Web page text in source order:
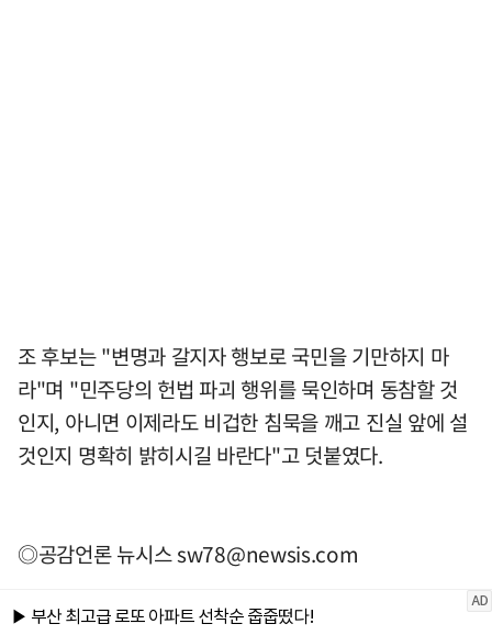
조 후보는 "변명과 갈지자 행보로 국민을 기만하지 마
라"며 "민주당의 헌법 파괴 행위를 묵인하며 동참할 것
인지, 아니면 이제라도 비겁한 침묵을 깨고 진실 앞에 설
것인지 명확히 밝히시길 바란다"고 덧붙였다.
◎공감언론 뉴시스sw78@newsis.com